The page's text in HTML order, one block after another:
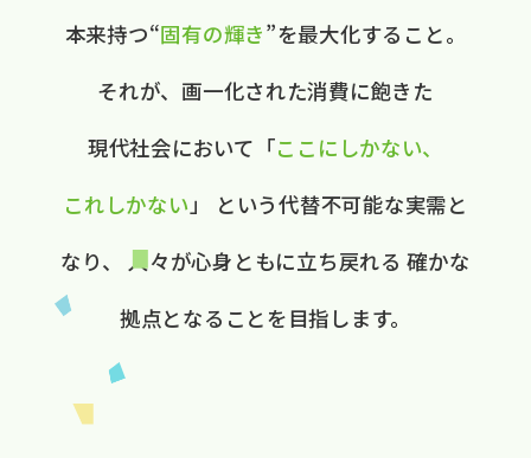
本来持つ“固有の​輝き”を​最大化する​こと。
それが、​画一化された​消費に​飽きた​
現代社会に​おいて ​「ここに​しかない、​
これしかない 」
と​いう​代替不可能な​実需と​
なり、
人々が​心身ともに​立ち戻れる 確かな​
拠点と​なる​ことを​目指します。​